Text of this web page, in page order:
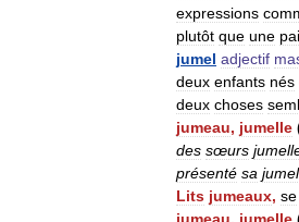
expressions
plutôt que une
jumel adjectif
deux enfants nés
deux choses
jumeau, jumelle
des sœurs
présenté sa
Lits jumeaux, se